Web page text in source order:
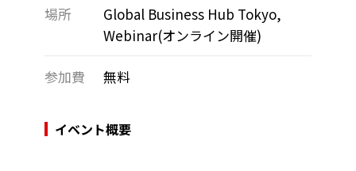
場所
Global Business Hub Tokyo,
Webinar(オンライン開催)
参加費 無料
イベント概要